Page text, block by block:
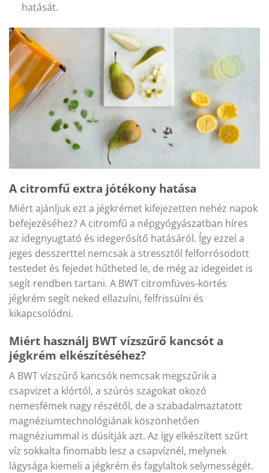
hatását.
A citromfű extra jótékony hatása
Miért ajánljuk ezt a jégkrémet kifejezetten nehéz napok
befejezéséhez? A citromfű a népgyógyászatban híres
az idegnyugtató és idegerősítő hatásáról. Így ezzel a
jeges desszerttel nemcsak a stressztől felforrósodott
testedet és fejedet hűtheted le, de még az idegeidet is
segít rendben tartani. A BWT citromfüves-körtés
jégkrém segít neked ellazulni, felfrissülni és
kikapcsolódni.
Miért használj BWT vízszűrő kancsót a
jégkrém elkészítéséhez?
A BWT vízszűrő kancsók nemcsak megszűrik a
csapvizet a klórtól, a szúrós szagokat okozó
nemesfémek nagy részétől, de a szabadalmaztatott
magnéziumtechnológiának köszönhetően
magnéziummal is dúsítják azt. Az így elkészített szűrt
víz sokkalta finomabb lesz a csapvíznél, melynek
lágysága kiemeli a jégkrém és fagylaltok selymességét.